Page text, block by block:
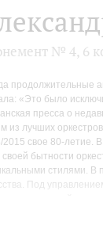
№ 4, 6
продолжительные
«Это было
пресса о
из лучших
2015 свое 80-летие.
своей бытности
стилями. В
Под